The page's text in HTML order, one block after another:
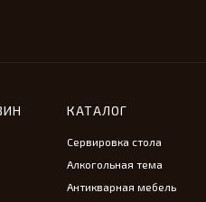
КАТАЛОГ
Сервировка стола
Алкогольная тема
Антикварная мебель